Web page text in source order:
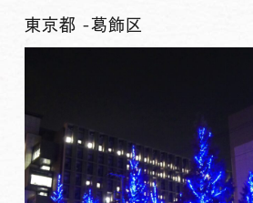
東京都 -葛飾区